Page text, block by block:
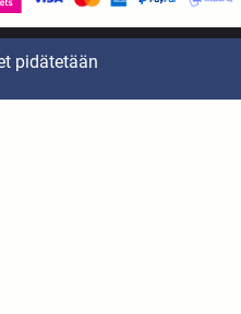
pidätetään